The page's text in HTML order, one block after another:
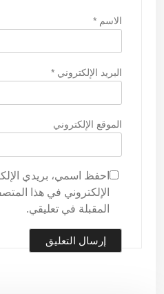
الاسم *
البريد الإلكتروني *
الموقع الإلكتروني
احفظ اسمي، بريدي
الإلكتروني في هذا
المقبلة في تعليقي.